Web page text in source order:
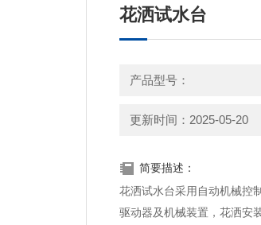
花洒试水台
产品型号：
更新时间：2025-05-20
简要描述：
花洒试水台采用自动机械控
驱动器及机械装置，花洒安